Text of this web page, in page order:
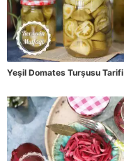
Yeşil Domates Turşusu Tarifi